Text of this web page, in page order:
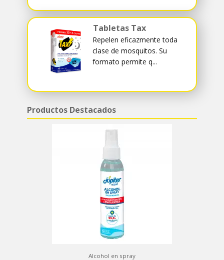
Tabletas Tax
Repelen eficazmente toda
clase de mosquitos. Su
formato permite q...
Productos Destacados
Alcohol en spray